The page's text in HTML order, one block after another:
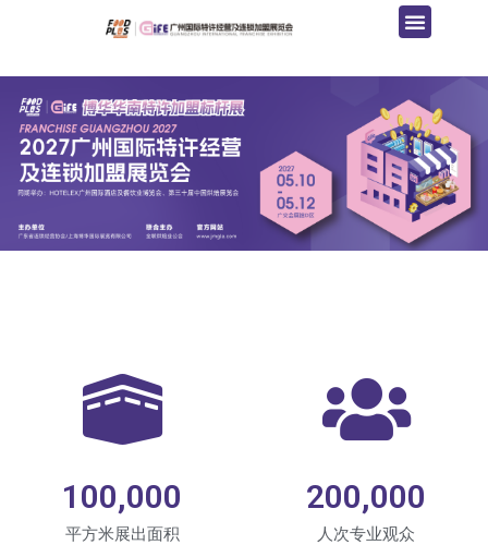
平方米展出面积
100,000
人次专业观众
200,000